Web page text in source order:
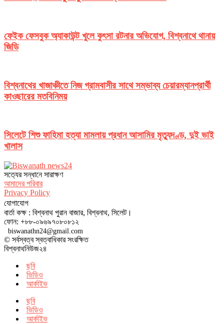
ফেইক ফেসবুক অ্যাকাউন্ট খুলে কুৎসা রটনার অভিযোগ, বিশ্বনাথে থানায়
জিডি
বিশ্বনাথের খাজাঞ্চীতে নিজ গ্রামবাসীর সাথে সম্ভাব্য চেয়ারম্যানপ্রার্থী
কাওছারের মতবিনিময়
সিলেটে শিশু ফাহিমা হত্যা মামলায় প্রধান আসামির মৃত্যুদণ্ড, দুই ভাই
খালাস
সত‌্যের সন্ধানে সারাক্ষণ
আমাদের পরিবার
Privacy Policy
যোগাযোগ
বার্তা কক্ষ : বিশ্বনাথ পুরান বাজার, বিশ্বনাথ, সিলেট।
ফোন: +৮৮-০৯৬৯৭০৮০৮১২
biswanathn24@gmail.com
© সর্বস্বত্ব স্বত্বাধিকার সংরক্ষিত
বিশ্বনাথনিউজ২৪
ছবি
ভিডিও
আর্কাইভ
ছবি
ভিডিও
আর্কাইভ